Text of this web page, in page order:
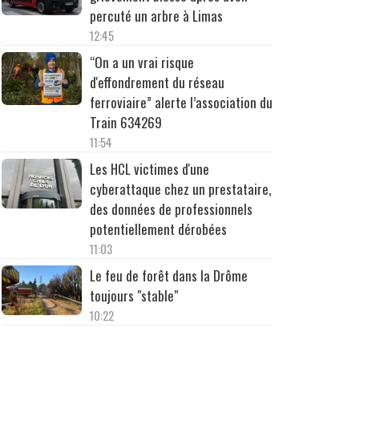
percuté un arbre à Limas
12:45
“On a un vrai risque
d'effondrement du réseau
ferroviaire” alerte l’association du
Train 634269
11:54
Les HCL victimes d'une
cyberattaque chez un prestataire,
des données de professionnels
potentiellement dérobées
11:03
Le feu de forêt dans la Drôme
toujours "stable"
10:22